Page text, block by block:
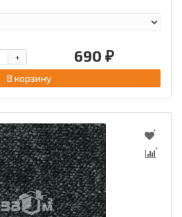
690 ₽
+
В корзину